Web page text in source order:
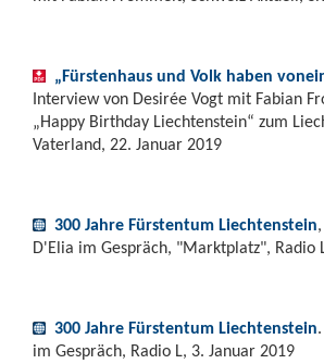
„Fürstenhaus und Volk haben
Interview von Desirée Vogt mit Fabian
„Happy Birthday Liechtenstein“ zum
Vaterland, 22. Januar 2019
300 Jahre Fürstentum Liechtenstein
D'Elia im Gespräch, "Marktplatz", Radio
300 Jahre Fürstentum Liechtenstein
im Gespräch, Radio L, 3. Januar 2019